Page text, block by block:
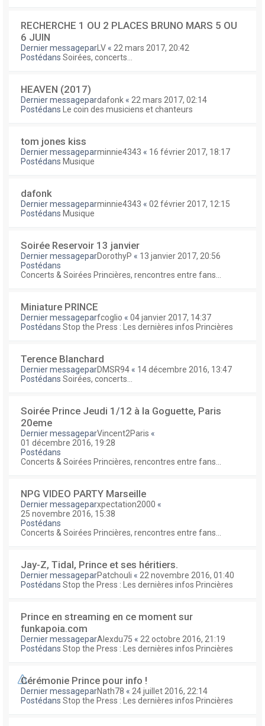
RECHERCHE 1 OU 2 PLACES BRUNO MARS 5 OU
6 JUIN
Dernier messagepar LV « 22 mars 2017, 20:42
Postédans Soirées, concerts...
HEAVEN (2017)
Dernier messagepardafonk « 22 mars 2017, 02:14
Postédans
Le coin des musiciens et chanteurs
tom jones kiss
Dernier messageparminnie4343 « 16 février 2017, 18:17
Postédans Musique
dafonk
Dernier messageparminnie4343 « 02 février 2017, 12:15
Postédans Musique
Soirée Reservoir 13 janvier
Dernier messageparDorothyP « 13 janvier 2017, 20:56
Postédans
Concerts & Soirées Princières, rencontres entre fans...
Miniature PRINCE
Dernier messageparfcoglio « 04 janvier 2017, 14:37
Postédans Stop the Press : Les dernières infos Princières
Terence Blanchard
Dernier messageparDMSR94 « 14 décembre 2016, 13:47
Postédans Soirées, concerts...
Soirée Prince Jeudi 1/12 à la Goguette, Paris
20eme
Dernier messageparVincent2Paris «
01 décembre 2016, 19:28
Postédans
Concerts & Soirées Princières, rencontres entre fans...
NPG VIDEO PARTY Marseille
Dernier messageparxpectation2000 «
25 novembre 2016, 15:38
Postédans
Concerts & Soirées Princières, rencontres entre fans...
Jay-Z, Tidal, Prince et ses héritiers.
Dernier messageparPatchouli « 22 novembre 2016, 01:40
Postédans Stop the Press : Les dernières infos Princières
Prince en streaming en ce moment sur
funkapoia.com
Dernier messageparAlexdu75 « 22 octobre 2016, 21:19
Postédans Stop the Press : Les dernières infos Princières
Cérémonie Prince pour info !
Dernier messageparNath78 « 24 juillet 2016, 22:14
Postédans Stop the Press : Les dernières infos Princières